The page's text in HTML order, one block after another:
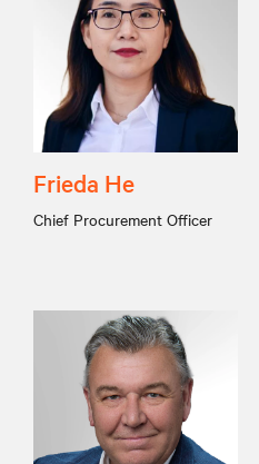
Frieda He
Chief Procurement Officer